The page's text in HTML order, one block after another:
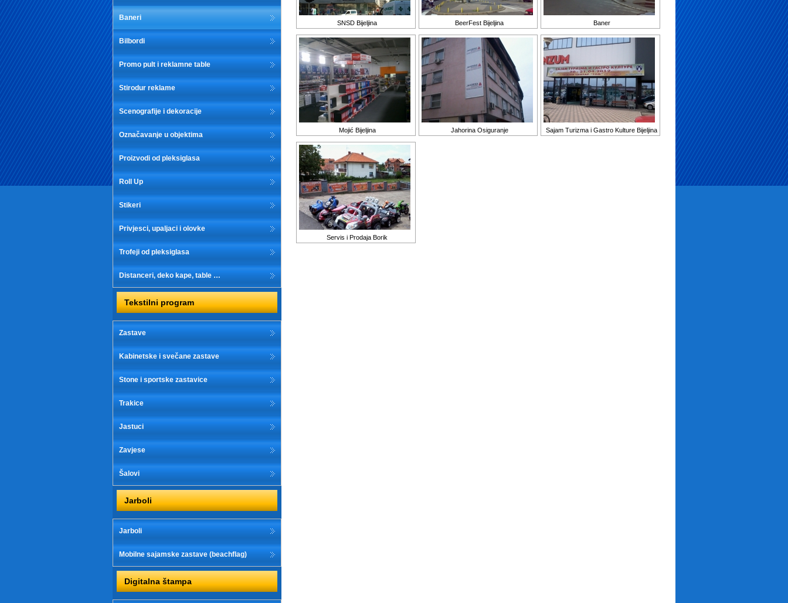
Baneri
Bilbordi
Promo pult i reklamne table
Stirodur reklame
Scenografije i dekoracije
Označavanje u objektima
Proizvodi od pleksiglasa
Roll Up
Stikeri
Privjesci, upaljaci i olovke
Trofeji od pleksiglasa
Distanceri, deko kape, table …
Tekstilni program
Zastave
Kabinetske i svečane zastave
Stone i sportske zastavice
Trakice
Jastuci
Zavjese
Šalovi
Jarboli
Jarboli
Mobilne sajamske zastave (beachflag)
Digitalna štampa
SNSD Bijeljina BeerFest Bijeljina Baner
Mojić Bijeljina Jahorina Osiguranje Sajam Turizma i Gastro Kulture Bijeljina
Servis i Prodaja Borik